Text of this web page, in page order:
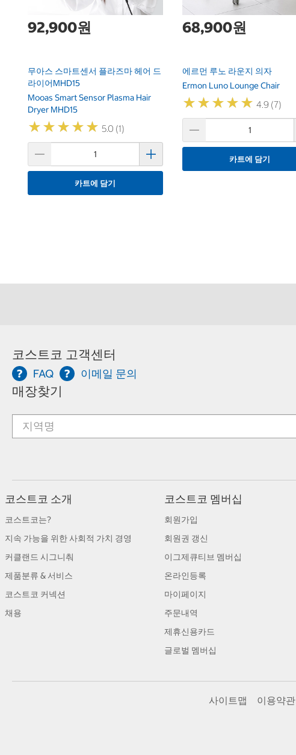
92,900원
무아스 스마트센서 플라즈마 헤어 드
라이어MHD15
Mooas Smart Sensor Plasma Hair
Dryer MHD15
★★★★★
★★★★★ 5.0 (1)
카트에 담기
68,900원
에르먼 루노 라운지 의자
Ermon Luno Lounge Chair
★★★★★
★★★★★ 4.9 (7)
카트에 담기
코스트코 고객센터
FAQ 이메일 문의
매장찾기
코스트코 소개
코스트코는?
지속 가능을 위한 사회적 가치 경영
커클랜드 시그니춰
제품분류 & 서비스
코스트코 커넥션
채용
코스트코 멤버십
회원가입
회원권 갱신
이그제큐티브 멤버십
온라인등록
마이페이지
주문내역
제휴신용카드
글로벌 멤버십
사이트맵 이용약관